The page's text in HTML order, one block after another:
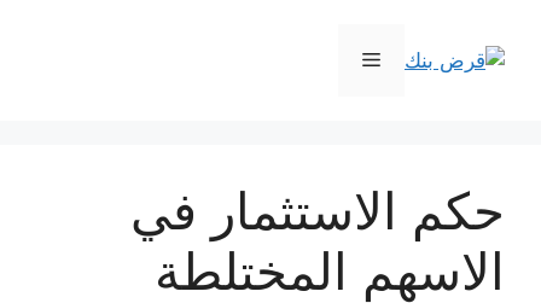
المحتوى
القائمة
حكم الاستثمار في
الاسهم المختلطة